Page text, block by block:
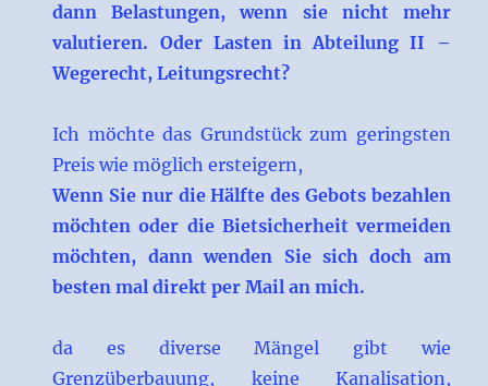
dann Belastungen, wenn sie nicht mehr
valutieren. Oder Lasten in Abteilung II –
Wegerecht, Leitungsrecht?
Ich möchte das Grundstück zum geringsten
Preis wie möglich ersteigern,
Wenn Sie nur die Hälfte des Gebots bezahlen
möchten oder die Bietsicherheit vermeiden
möchten, dann wenden Sie sich doch am
besten mal direkt per Mail an mich.
da es diverse Mängel gibt wie
Grenzüberbauung, keine Kanalisation,